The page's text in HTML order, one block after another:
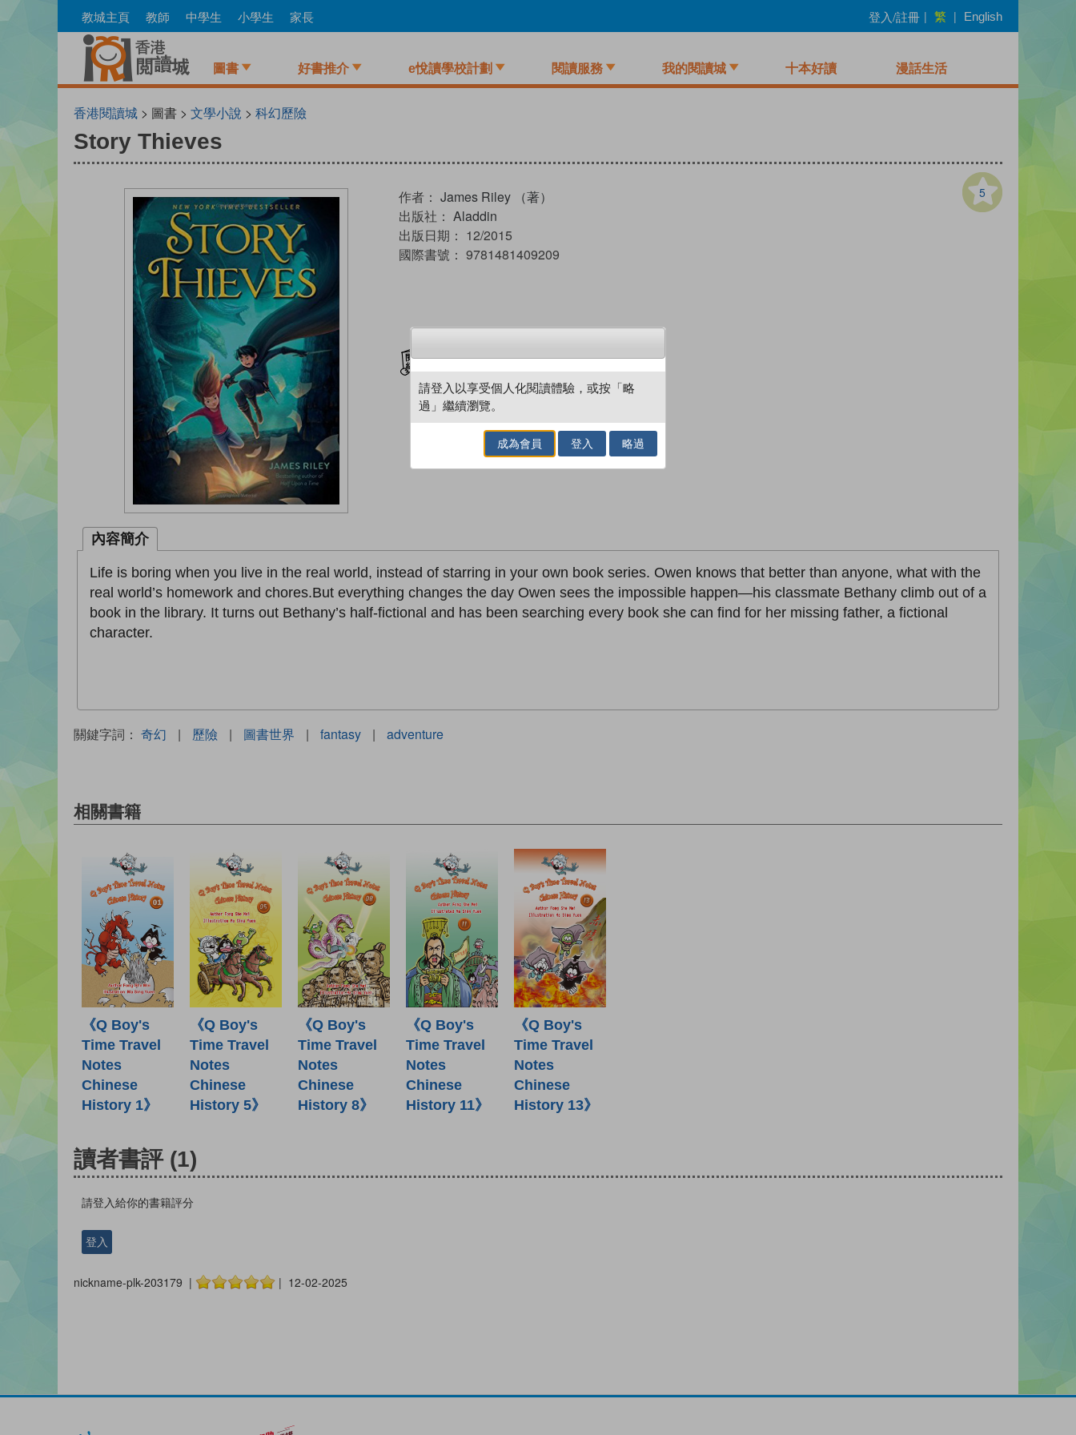
to
教城主頁 教師 中學生 小學生 家長 登入/註冊 | 繁 | English
圖書 好書推介 e悅讀學校計劃 閱讀服務 我的閱讀城 十本好讀 漫話生活
香港閱讀城 > 圖書 > 文學小說 > 科幻歷險
Story Thieves
5
作者： James Riley （著）
出版社： Aladdin
出版日期： 12/2015
國際書號： 9781481409209
內容簡介
Life is boring when you live in the real world, instead of starring in your own book series. Owen knows that better than anyone, what with the
real world’s homework and chores.But everything changes the day Owen sees the impossible happen—his classmate Bethany climb out of a
book in the library. It turns out Bethany’s half-fictional and has been searching every book she can find for her missing father, a fictional
character.
關鍵字詞： 奇幻 | 歷險 | 圖書世界 | fantasy | adventure
相關書籍
《Q Boy's
Time Travel
Notes
Chinese
History 1》
《Q Boy's
Time Travel
Notes
Chinese
History 5》
《Q Boy's
Time Travel
Notes
Chinese
History 8》
《Q Boy's
Time Travel
Notes
Chinese
History 11》
《Q Boy's
Time Travel
Notes
Chinese
History 13》
讀者書評 (1)
請登入給你的書籍評分
登入
nickname-plk-203179 | | 12-02-2025
請登入以享受個人化閱讀體驗，或按「略
過」繼續瀏覽。
成為會員 登入 略過